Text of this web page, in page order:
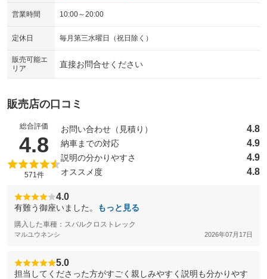
営業時間 10:00～20:00
定休日 毎月第三水曜日（祝日除く）
販売可能エ
リア
直接お問合せください
販売店の口コミ
総合評価
4.8 （5点満点中）
571件
お問い合わせ（見積り） 4.8
納車までの対応 4.9
説明の分かりやすさ 4.9
オススメ度 4.8
4.0
有難う御座いました。 もっと見る
購入した車種：スバルクロストレック
マルユウネンシ 2026年07月17日
5.0
担当してくださった方がすごく親しみやすく説明も分かりやす